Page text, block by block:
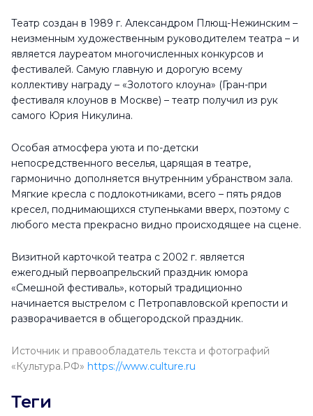
www.mimigrants.ru
+7 (812) 678-96-01
Расписание
Понедельник
10:00 - 18:00
Вторник
Среда
Четверг
10:00 - 18:00
Пятница
10:00 - 18:00
Суббота
11:00 - 20:00
Театр создан в 1989 г. Александром Плющ-Нежинским –
неизменным художественным руководителем театра – и
является лауреатом многочисленных конкурсов и
фестивалей. Самую главную и дорогую всему
коллективу награду – «Золотого клоуна» (Гран-при
фестиваля клоунов в Москве) – театр получил из рук
самого Юрия Никулина.
Особая атмосфера уюта и по-детски
непосредственного веселья, царящая в театре,
гармонично дополняется внутренним убранством зала.
Мягкие кресла с подлокотниками, всего – пять рядов
кресел, поднимающихся ступеньками вверх, поэтому с
любого места прекрасно видно происходящее на сцене.
Визитной карточкой театра с 2002 г. является
ежегодный первоапрельский праздник юмора
«Смешной фестиваль», который традиционно
начинается выстрелом с Петропавловской крепости и
разворачивается в общегородской праздник.
Источник и правообладатель текста и фотографий
«Культура.РФ» https://www.culture.ru
Теги